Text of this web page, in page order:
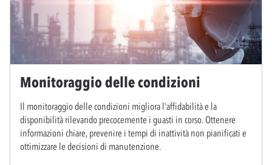
Monitoraggio delle condizioni
Il monitoraggio delle condizioni migliora l'affidabilità e la
disponibilità rilevando precocemente i guasti in corso. Ottenere
informazioni chiare, prevenire i tempi di inattività non pianificati e
ottimizzare le decisioni di manutenzione.